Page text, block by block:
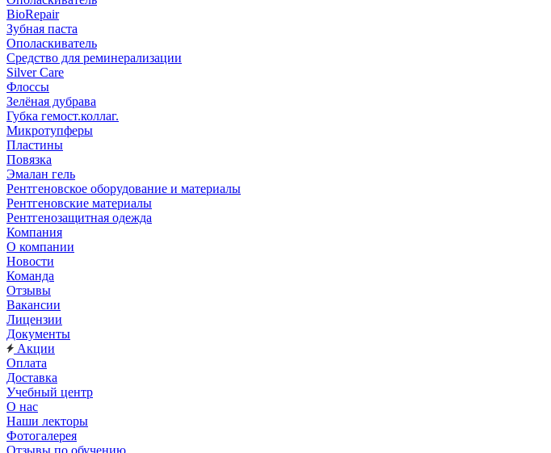
BioRepair
Зубная паста
Ополаскиватель
Средство для реминерализации
Silver Care
Флоссы
Зелёная дубрава
Губка гемост.коллаг.
Микротупферы
Пластины
Повязка
Эмалан гель
Рентгеновское оборудование и материалы
Рентгеновские материалы
Рентгенозащитная одежда
Компания
О компании
Новости
Команда
Отзывы
Вакансии
Лицензии
Документы
Акции
Оплата
Доставка
Учебный центр
О нас
Наши лекторы
Фотогалерея
Отзывы по обучению